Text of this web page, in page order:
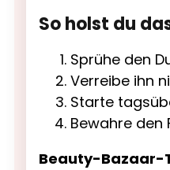
So holst du
Sprühe den
Verreibe ihn
Starte
Bewahre den
Beauty-Bazaar-